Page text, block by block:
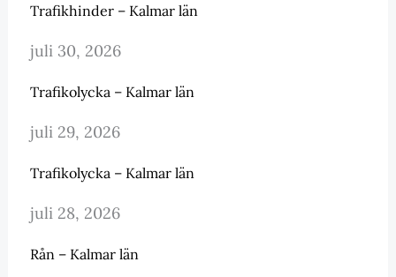
Trafikhinder – Kalmar län
juli 30, 2026
Trafikolycka – Kalmar län
juli 29, 2026
Trafikolycka – Kalmar län
juli 28, 2026
Rån – Kalmar län